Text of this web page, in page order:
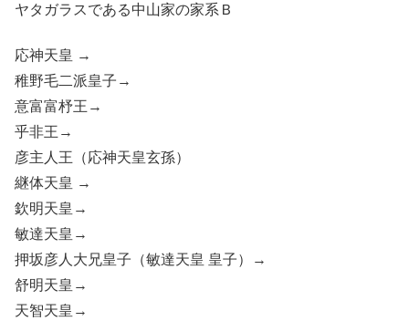
ヤタガラスである中山家の家系Ｂ
応神天皇 →
稚野毛二派皇子→
意富富杼王→
乎非王→
彦主人王（応神天皇玄孫）
継体天皇 →
欽明天皇→
敏達天皇→
押坂彦人大兄皇子（敏達天皇 皇子）→
舒明天皇→
天智天皇→